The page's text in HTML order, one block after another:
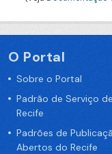
O Portal
Sobre o Portal
Padrão de Serviço
Recife
Padrões de
Abertos do Recife